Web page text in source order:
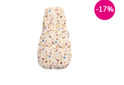
postavičky jako Boo, Bella,
Basil, Bear a dalších, které
přinesou vašim dětem smích
a radost při každém usínání.
Tyto zábavné postavičky jsou
ideální pro oslavení
-17%